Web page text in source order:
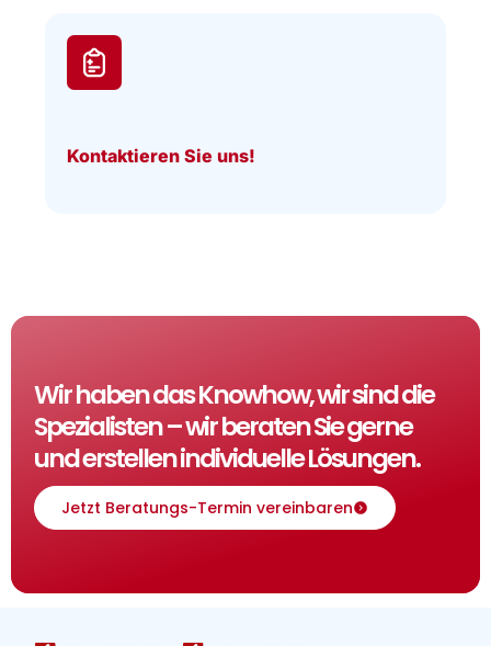
Kontaktieren Sie uns!
Wir haben das Knowhow, wir sind die
Spezialisten – wir beraten Sie gerne
und erstellen individuelle Lösungen.
Jetzt Beratungs-Termin vereinbaren